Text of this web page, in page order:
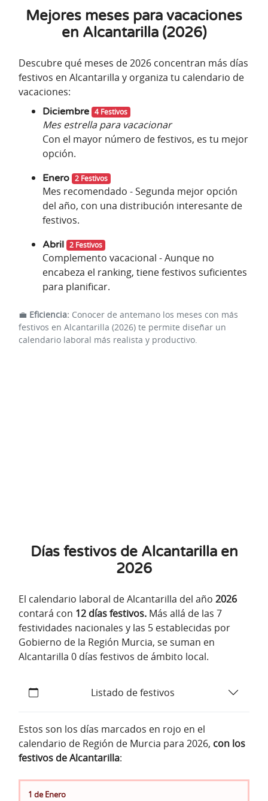
Mejores meses para vacaciones
en Alcantarilla (2026)
Descubre qué meses de 2026 concentran más días
festivos en Alcantarilla y organiza tu calendario de
vacaciones:
Diciembre 4 Festivos
Mes estrella para vacacionar
Con el mayor número de festivos, es tu mejor
opción.
Enero 2 Festivos
Mes recomendado - Segunda mejor opción
del año, con una distribución interesante de
festivos.
Abril 2 Festivos
Complemento vacacional - Aunque no
encabeza el ranking, tiene festivos suficientes
para planificar.
💼 Eficiencia: Conocer de antemano los meses con más
festivos en Alcantarilla (2026) te permite diseñar un
calendario laboral más realista y productivo.
Días festivos de Alcantarilla en
2026
El calendario laboral de Alcantarilla del año 2026
contará con 12 días festivos. Más allá de las 7
festividades nacionales y las 5 establecidas por
Gobierno de la Región Murcia, se suman en
Alcantarilla 0 días festivos de ámbito local.
Listado de festivos
Estos son los días marcados en rojo en el
calendario de Región de Murcia para 2026, con los
festivos de Alcantarilla:
1 de Enero